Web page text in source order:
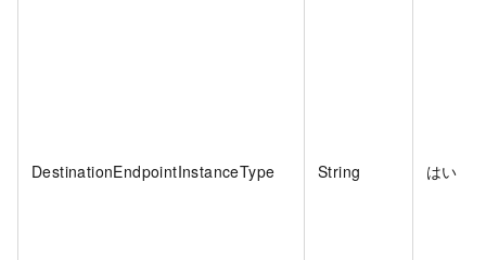
DestinationEndpointInstanceType String はい